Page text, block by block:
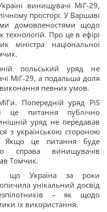
винищувачі МіГ-29,
просторі. У Варшаві
домовленостями щодо
технологій. Про це в ефірі
міністра національної
польський уряд не
МіГ-29, а подальша доля
певних умов.
Попередній уряд PiS
це питання публічно
уряд не передавав
з українською стороною
Якщо це питання буде
справа винищувачів
Томчик.
що Україна за роки
унікальний досвід
– як щодо
їх використання.